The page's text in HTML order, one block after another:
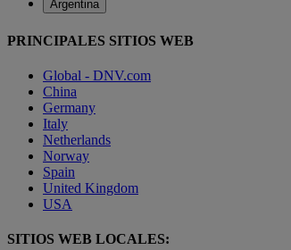
Argentina
PRINCIPALES SITIOS WEB
Global - DNV.com
China
Germany
Italy
Netherlands
Norway
Spain
United Kingdom
USA
SITIOS WEB LOCALES: